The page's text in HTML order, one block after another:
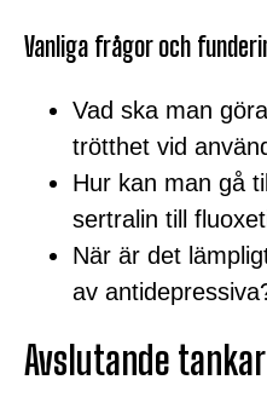
Vanliga frågor och
Vad ska man
trötthet vid
Hur kan man gå
sertralin till
När är det
av
Avslutande tankar